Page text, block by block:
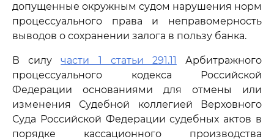
допущенные окружным судом нарушения норм
процессуального права и неправомерность
выводов о сохранении залога в пользу банка.
В силучасти 1 статьи 291.11 Арбитражного
процессуального кодекса Российской
Федерации основаниями для отмены или
изменения Судебной коллегией Верховного
Суда Российской Федерации судебных актов в
порядке кассационного производства